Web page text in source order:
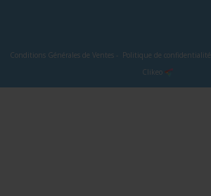
Conditions Générales de Ventes- Politique de confidentialité
Clikeo